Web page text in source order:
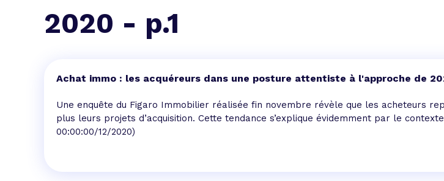
Profitez de notre expertise au meilleur taux !
2020 - p.1
Achat immo : les acquéreurs dans une posture attentiste à l'approche de
Une enquête du Figaro Immobilier réalisée fin novembre révèle que les acheteurs
plus leurs projets d’acquisition. Cette tendance s’explique évidemment par le
00:00:00/12/2020)